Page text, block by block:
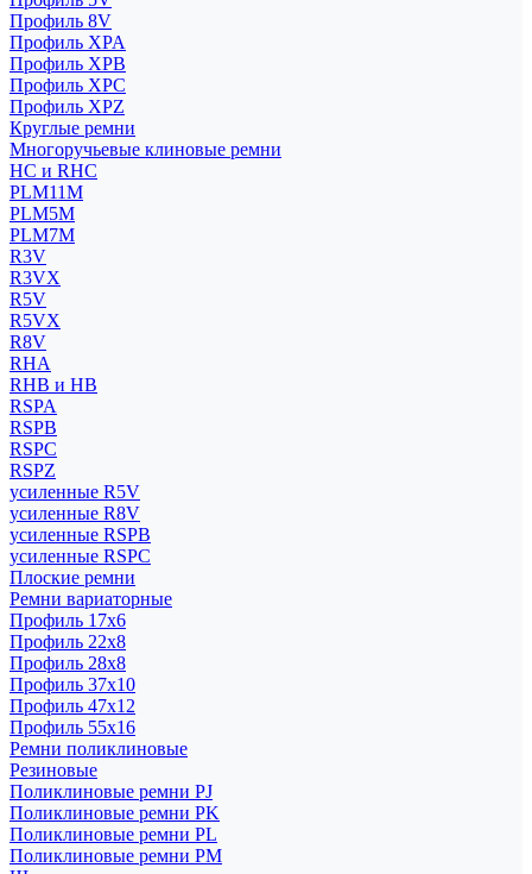
Профиль 8V
Профиль XPA
Профиль XPB
Профиль XPC
Профиль XPZ
Круглые ремни
Многоручьевые клиновые ремни
HC и RHC
PLM11M
PLM5M
PLM7M
R3V
R3VX
R5V
R5VX
R8V
RHA
RHB и HB
RSPA
RSPB
RSPC
RSPZ
усиленные R5V
усиленные R8V
усиленные RSPB
усиленные RSPC
Плоские ремни
Ремни вариаторные
Профиль 17x6
Профиль 22x8
Профиль 28x8
Профиль 37x10
Профиль 47x12
Профиль 55x16
Ремни поликлиновые
Резиновые
Поликлиновые ремни PJ
Поликлиновые ремни PK
Поликлиновые ремни PL
Поликлиновые ремни PM